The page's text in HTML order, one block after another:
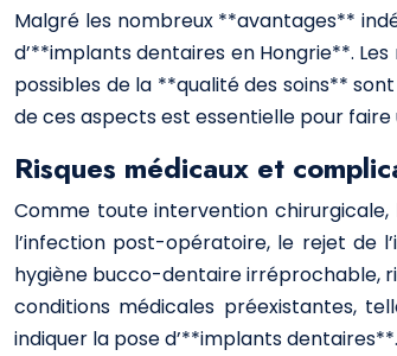
Malgré les nombreux **avantages**
d’**implants dentaires en Hongrie**.
possibles de la **qualité des soins**
de ces aspects est essentielle pour
Risques médicaux et
Comme toute intervention
l’infection post-opératoire, le rejet de
hygiène bucco-dentaire irréprochable,
conditions médicales préexistantes,
indiquer la pose d’**implants dentaires**.